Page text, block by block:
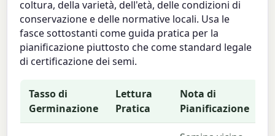
coltura, della varietà, dell'età, delle condizioni di
conservazione e delle normative locali. Usa le
fasce sottostanti come guida pratica per la
pianificazione piuttosto che come standard legale
di certificazione dei semi.
Tasso di
Germinazione
Lettura
Pratica
Nota di
Pianificazione